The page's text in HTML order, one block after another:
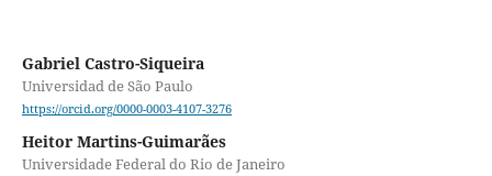
Gabriel Castro-Siqueira
Universidad de São Paulo
https://orcid.org/0000-0003-4107-3276
Heitor Martins-Guimarães
Universidade Federal do Rio de Janeiro